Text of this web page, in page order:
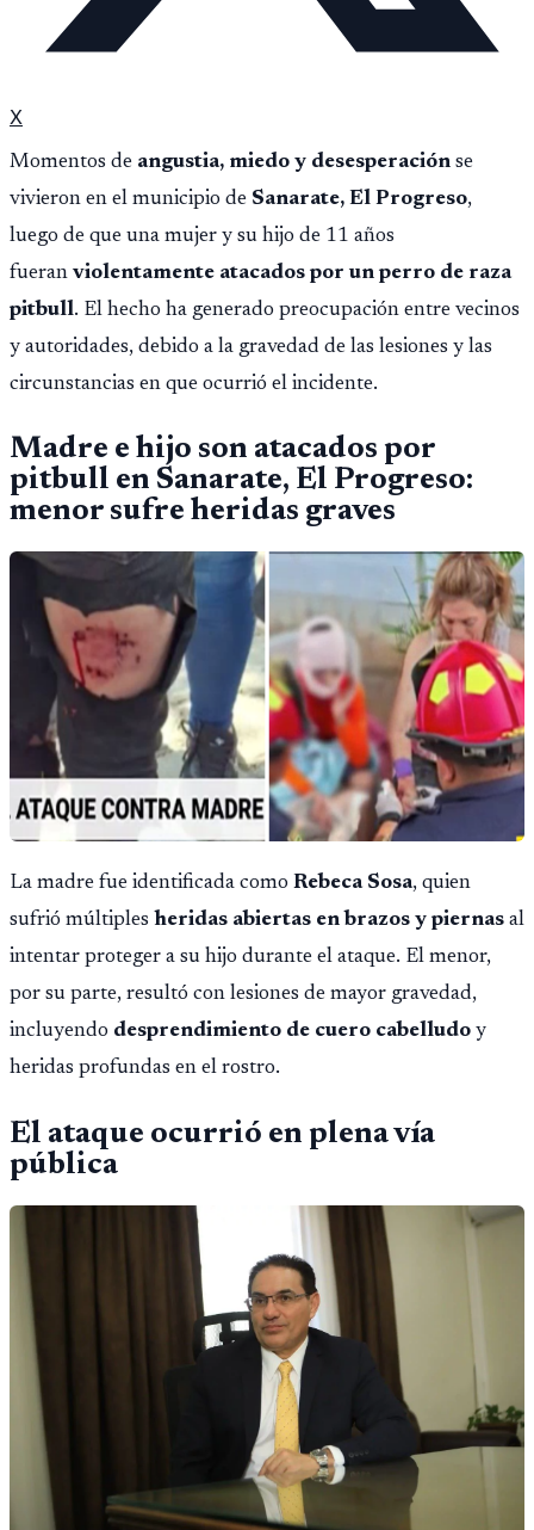
X
Momentos de angustia, miedo y desesperación se
vivieron en el municipio de Sanarate, El Progreso,
luego de que una mujer y su hijo de 11 años
fueran violentamente atacados por un perro de raza
pitbull. El hecho ha generado preocupación entre vecinos
y autoridades, debido a la gravedad de las lesiones y las
circunstancias en que ocurrió el incidente.
Madre e hijo son atacados por
pitbull en Sanarate, El Progreso:
menor sufre heridas graves
La madre fue identificada como Rebeca Sosa, quien
sufrió múltiples heridas abiertas en brazos y piernas al
intentar proteger a su hijo durante el ataque. El menor,
por su parte, resultó con lesiones de mayor gravedad,
incluyendo desprendimiento de cuero cabelludo y
heridas profundas en el rostro.
El ataque ocurrió en plena vía
pública